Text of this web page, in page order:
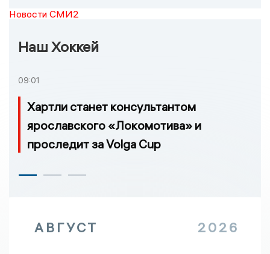
Новости СМИ2
Наш Хоккей
09:01
Хартли станет консультантом
ярославского «Локомотива» и
проследит за Volga Cup
АВГУСТ 2026